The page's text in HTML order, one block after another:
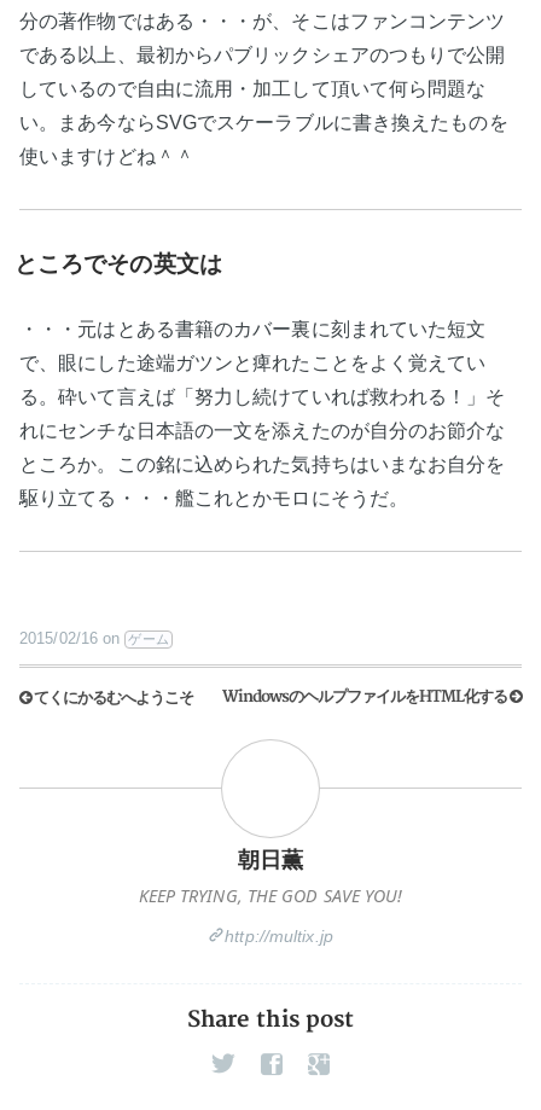
分の著作物ではある・・・が、そこはファンコンテンツ
である以上、最初からパブリックシェアのつもりで公開
しているので自由に流用・加工して頂いて何ら問題な
い。まあ今ならSVGでスケーラブルに書き換えたものを
使いますけどね＾＾
ところでその英文は
・・・元はとある書籍のカバー裏に刻まれていた短文
で、眼にした途端ガツンと痺れたことをよく覚えてい
る。砕いて言えば「努力し続けていれば救われる！」そ
れにセンチな日本語の一文を添えたのが自分のお節介な
ところか。この銘に込められた気持ちはいまなお自分を
駆り立てる・・・艦これとかモロにそうだ。
2015/02/16 on ゲーム
てくにかるむへようこそ WindowsのヘルプファイルをHTML化する
朝日薫
KEEP TRYING, THE GOD SAVE YOU!
http://multix.jp
Share this post